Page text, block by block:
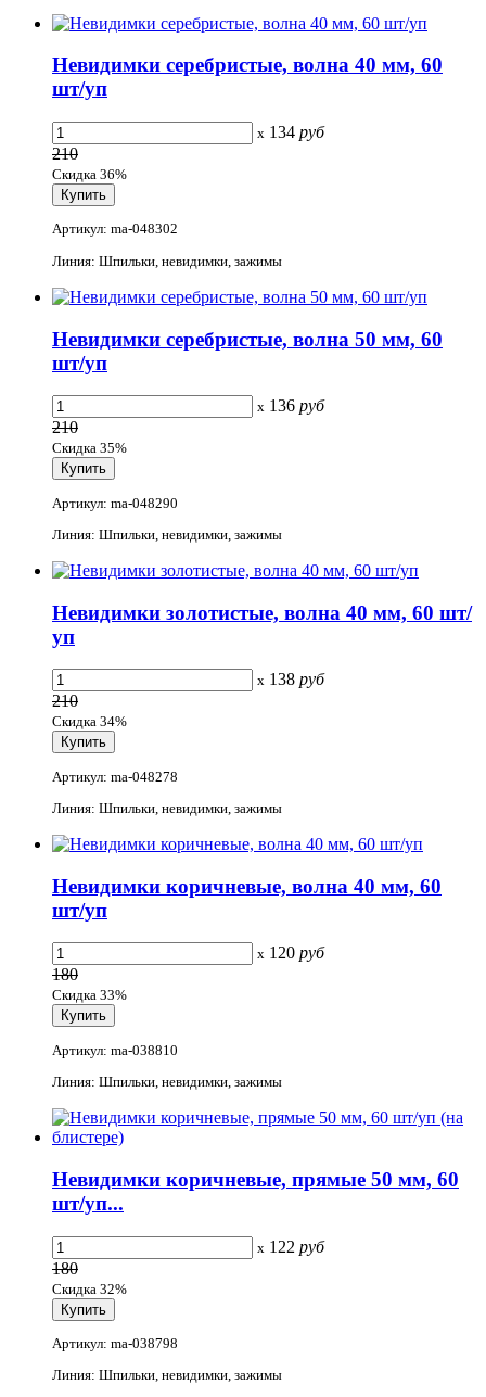
Невидимки серебристые, волна 40 мм, 60
шт/уп
x 134 руб
210
Скидка 36%
Артикул: ma-048302
Линия: Шпильки, невидимки, зажимы
Невидимки серебристые, волна 50 мм, 60
шт/уп
x 136 руб
210
Скидка 35%
Артикул: ma-048290
Линия: Шпильки, невидимки, зажимы
Невидимки золотистые, волна 40 мм, 60 шт/
уп
x 138 руб
210
Скидка 34%
Артикул: ma-048278
Линия: Шпильки, невидимки, зажимы
Невидимки коричневые, волна 40 мм, 60
шт/уп
x 120 руб
180
Скидка 33%
Артикул: ma-038810
Линия: Шпильки, невидимки, зажимы
Невидимки коричневые, прямые 50 мм, 60
шт/уп...
x 122 руб
180
Скидка 32%
Артикул: ma-038798
Линия: Шпильки, невидимки, зажимы